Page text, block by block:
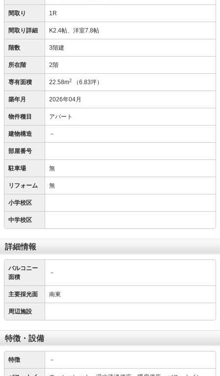
間取り 1R
間取り詳細 K2.4帖、洋室7.8帖
階数 3階建
所在階 2階
専有面積 22.58m2 （6.83坪）
築年月 2026年04月
物件種目 アパート
建物構造 －
部屋番号
駐車場 無
リフォーム 無
小学校区
中学校区
詳細情報
バルコニー
面積
－
主要採光面 南東
周辺施設
特徴・設備
特徴 －